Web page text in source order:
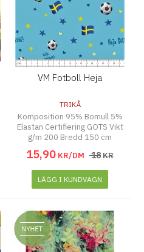
VM Fotboll Heja
TRIKÅ
Komposition 95% Bomull 5%
Elastan Certifiering GOTS Vikt
g/m 200 Bredd 150 cm
15,90 KR/DM 18KR
LÄGG I KUNDVAGN